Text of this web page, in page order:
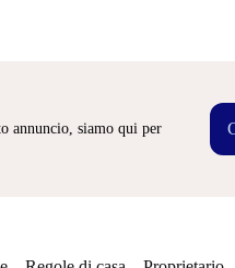
annuncio, siamo qui per